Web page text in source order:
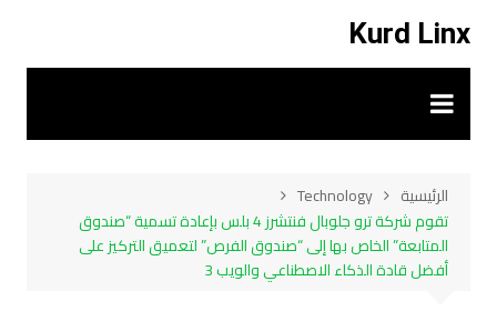
المحتوى
Kurd Linx
الرئيسية
Technology
تقوم شركة ترو جلوبال فنتشرز 4 بلس بإعادة تسمية “صندوق
المتابعة” الخاص بها إلى “صندوق الفرص” لتعميق التركيز على
أفضل قادة الذكاء الاصطناعي والويب 3